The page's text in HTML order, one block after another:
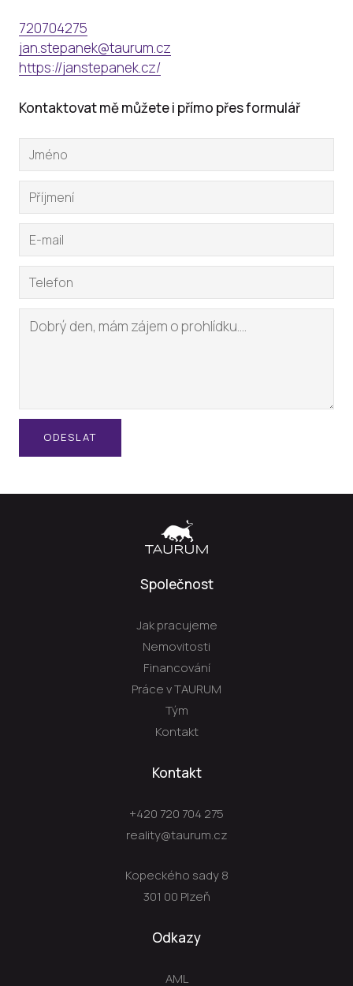
720704275
jan.stepanek@taurum.cz
https://janstepanek.cz/
Kontaktovat mě můžete i přímo přes formulář
ODESLAT
Společnost
Jak pracujeme
Nemovitosti
Financování
Práce v TAURUM
Tým
Kontakt
Kontakt
+420 720 704 275
reality@taurum.cz
Kopeckého sady 8
301 00 Plzeň
Odkazy
AML